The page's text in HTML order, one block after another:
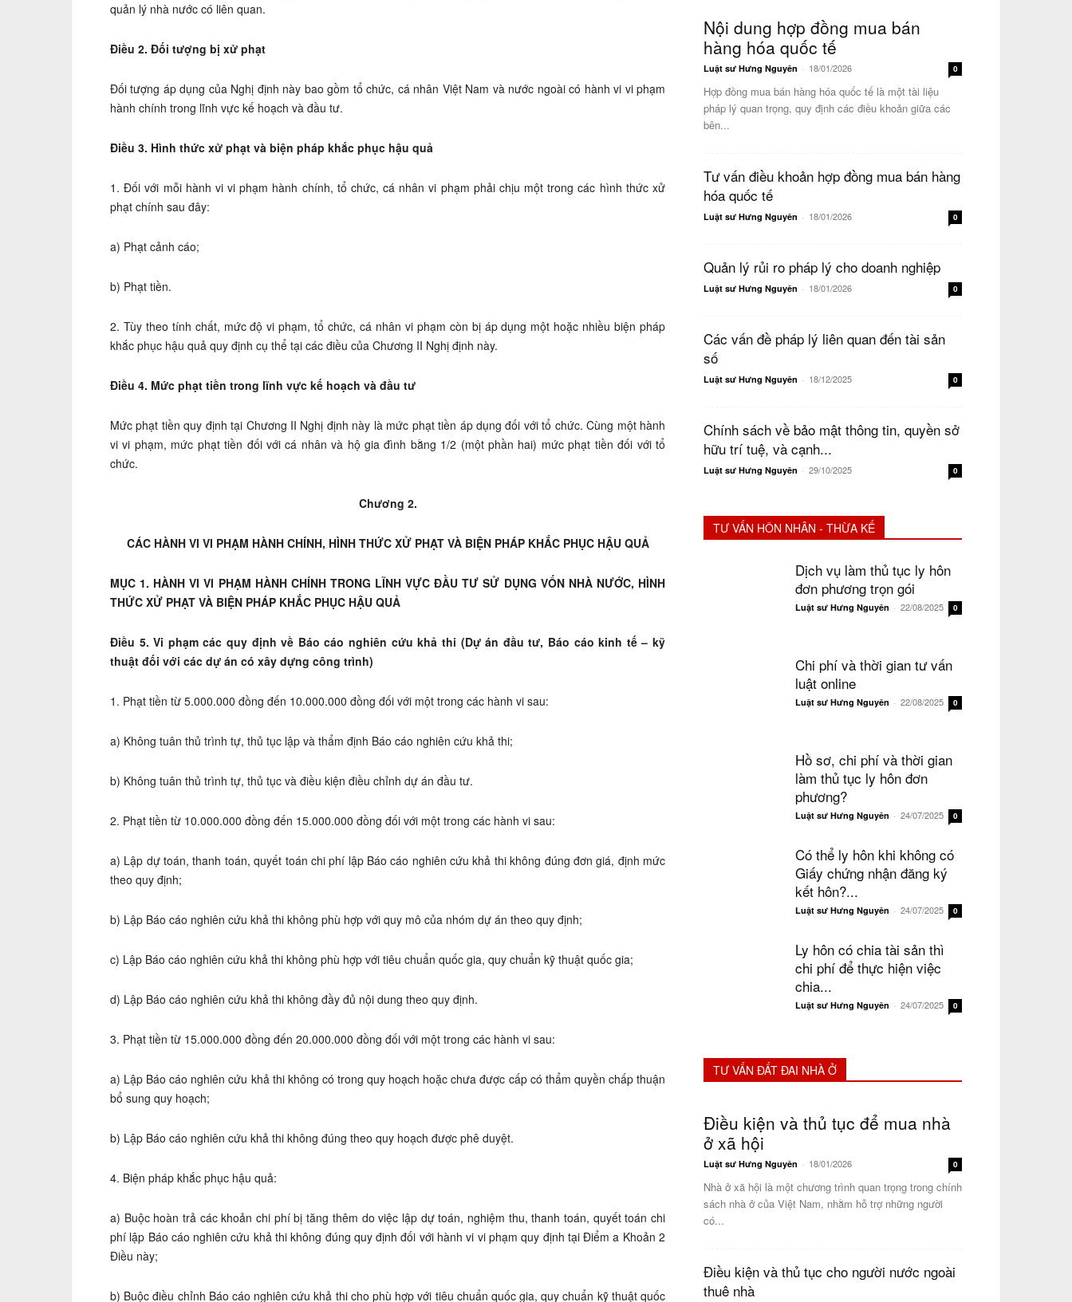
quản lý nhà nước có liên quan.
Điều 2. Đối tượng bị xử phạt
Đối tượng áp dụng của Nghị định này bao gồm tổ chức, cá nhân Việt Nam và nước ngoài có hành vi vi phạm
hành chính trong lĩnh vực kế hoạch và đầu tư.
Điều 3. Hình thức xử phạt và biện pháp khắc phục hậu quả
1. Đối với mỗi hành vi vi phạm hành chính, tổ chức, cá nhân vi phạm phải chịu một trong các hình thức xử
phạt chính sau đây:
a) Phạt cảnh cáo;
b) Phạt tiền.
2. Tùy theo tính chất, mức độ vi phạm, tổ chức, cá nhân vi phạm còn bị áp dụng một hoặc nhiều biện pháp
khắc phục hậu quả quy định cụ thể tại các điều của Chương II Nghị định này.
Điều 4. Mức phạt tiền trong lĩnh vực kế hoạch và đầu tư
Mức phạt tiền quy định tại Chương II Nghị định này là mức phạt tiền áp dụng đối với tổ chức. Cùng một hành
vi vi phạm, mức phạt tiền đối với cá nhân và hộ gia đình bằng 1/2 (một phần hai) mức phạt tiền đối với tổ
chức.
Chương 2.
CÁC HÀNH VI VI PHẠM HÀNH CHÍNH, HÌNH THỨC XỬ PHẠT VÀ BIỆN PHÁP KHẮC PHỤC HẬU QUẢ
MỤC 1. HÀNH VI VI PHẠM HÀNH CHÍNH TRONG LĨNH VỰC ĐẦU TƯ SỬ DỤNG VỐN NHÀ NƯỚC, HÌNH
THỨC XỬ PHẠT VÀ BIỆN PHÁP KHẮC PHỤC HẬU QUẢ
Điều 5. Vi phạm các quy định về Báo cáo nghiên cứu khả thi (Dự án đầu tư, Báo cáo kinh tế – kỹ
thuật đối với các dự án có xây dựng công trình)
1. Phạt tiền từ 5.000.000 đồng đến 10.000.000 đồng đối với một trong các hành vi sau:
a) Không tuân thủ trình tự, thủ tục lập và thẩm định Báo cáo nghiên cứu khả thi;
b) Không tuân thủ trình tự, thủ tục và điều kiện điều chỉnh dự án đầu tư.
2. Phạt tiền từ 10.000.000 đồng đến 15.000.000 đồng đối với một trong các hành vi sau:
a) Lập dự toán, thanh toán, quyết toán chi phí lập Báo cáo nghiên cứu khả thi không đúng đơn giá, định mức
theo quy định;
b) Lập Báo cáo nghiên cứu khả thi không phù hợp với quy mô của nhóm dự án theo quy định;
c) Lập Báo cáo nghiên cứu khả thi không phù hợp với tiêu chuẩn quốc gia, quy chuẩn kỹ thuật quốc gia;
d) Lập Báo cáo nghiên cứu khả thi không đầy đủ nội dung theo quy định.
3. Phạt tiền từ 15.000.000 đồng đến 20.000.000 đồng đối với một trong các hành vi sau:
a) Lập Báo cáo nghiên cứu khả thi không có trong quy hoạch hoặc chưa được cấp có thẩm quyền chấp thuận
bổ sung quy hoạch;
b) Lập Báo cáo nghiên cứu khả thi không đúng theo quy hoạch được phê duyệt.
4. Biện pháp khắc phục hậu quả:
a) Buộc hoàn trả các khoản chi phí bị tăng thêm do việc lập dự toán, nghiệm thu, thanh toán, quyết toán chi
phí lập Báo cáo nghiên cứu khả thi không đúng quy định đối với hành vi vi phạm quy định tại Điểm a Khoản 2
Điều này;
b) Buộc điều chỉnh Báo cáo nghiên cứu khả thi cho phù hợp với tiêu chuẩn quốc gia, quy chuẩn kỹ thuật quốc
Nội dung hợp đồng mua bán
hàng hóa quốc tế
Luật sư Hưng Nguyên - 18/01/2026 0
Hợp đồng mua bán hàng hóa quốc tế là một tài liệu
pháp lý quan trọng, quy định các điều khoản giữa các
bên...
Tư vấn điều khoản hợp đồng mua bán hàng
hóa quốc tế
Luật sư Hưng Nguyên - 18/01/2026 0
Quản lý rủi ro pháp lý cho doanh nghiệp
Luật sư Hưng Nguyên - 18/01/2026 0
Các vấn đề pháp lý liên quan đến tài sản
số
Luật sư Hưng Nguyên - 18/12/2025 0
Chính sách về bảo mật thông tin, quyền sở
hữu trí tuệ, và cạnh...
Luật sư Hưng Nguyên - 29/10/2025 0
TƯ VẤN HÔN NHÂN - THỪA KẾ
Dịch vụ làm thủ tục ly hôn
đơn phương trọn gói
Luật sư Hưng Nguyên - 22/08/2025 0
Chi phí và thời gian tư vấn
luật online
Luật sư Hưng Nguyên - 22/08/2025 0
Hồ sơ, chi phí và thời gian
làm thủ tục ly hôn đơn
phương?
Luật sư Hưng Nguyên - 24/07/2025 0
Có thể ly hôn khi không có
Giấy chứng nhận đăng ký
kết hôn?...
Luật sư Hưng Nguyên - 24/07/2025 0
Ly hôn có chia tài sản thì
chi phí để thực hiện việc
chia...
Luật sư Hưng Nguyên - 24/07/2025 0
TƯ VẤN ĐẤT ĐAI NHÀ Ở
Điều kiện và thủ tục để mua nhà
ở xã hội
Luật sư Hưng Nguyên - 18/01/2026 0
Nhà ở xã hội là một chương trình quan trọng trong chính
sách nhà ở của Việt Nam, nhằm hỗ trợ những người
có...
Điều kiện và thủ tục cho người nước ngoài
thuê nhà